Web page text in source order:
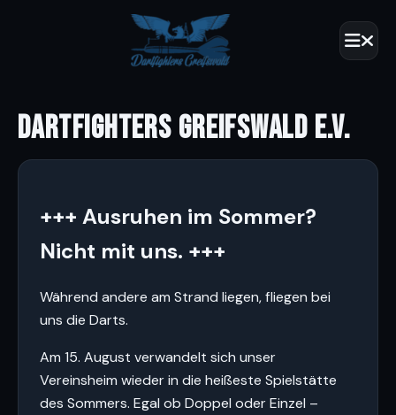
DARTFIGHTERS GREIFSWALD E.V.
+++ Ausruhen im Sommer?
Nicht mit uns. +++
Während andere am Strand liegen, fliegen bei
uns die Darts.
Am 15. August verwandelt sich unser
Vereinsheim wieder in die heißeste Spielstätte
des Sommers. Egal ob Doppel oder Einzel –